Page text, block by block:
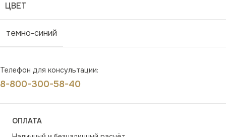
ЦВЕТ
темно-синий
Телефон для консультации:
8-800-300-58-40
ОПЛАТА